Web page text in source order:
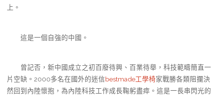
上。
這是一個自強的中國。
曾記否，新中國成立之初百廢待興、百業待舉，科技範疇簡直一
片空缺。2000多名在國外的迷信bestmade工學椅家戰勝各類阻攔決
然回到內陸懷抱，為內陸科技工作成長鞠躬盡瘁。這是一長串閃光的